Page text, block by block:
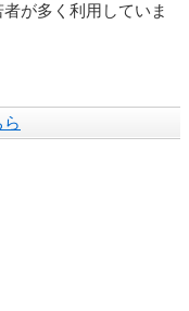
が多く利用していま